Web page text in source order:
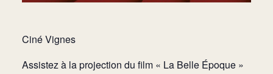
Ciné Vignes
Assistez à la projection du film « La Belle Époque »